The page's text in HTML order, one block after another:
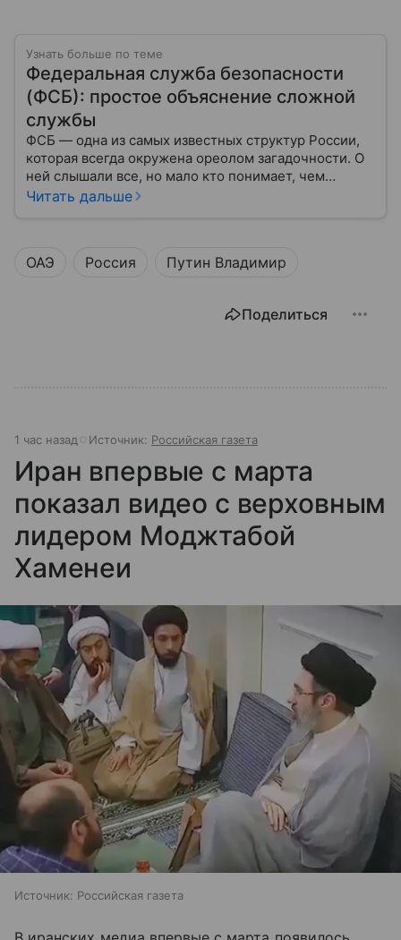
Узнать больше по теме
Федеральная служба безопасности
(ФСБ): простое объяснение сложной
службы
ФСБ — одна из самых известных структур России,
которая всегда окружена ореолом загадочности. О
ней слышали все, но мало кто понимает, чем
именно занимается Федеральная служба
Читать дальше
ОАЭ Россия Путин Владимир
Поделиться
1 час назад Источник: Российская газета
Иран впервые с марта
показал видео с верховным
лидером Моджтабой
Хаменеи
Источник: Российская газета